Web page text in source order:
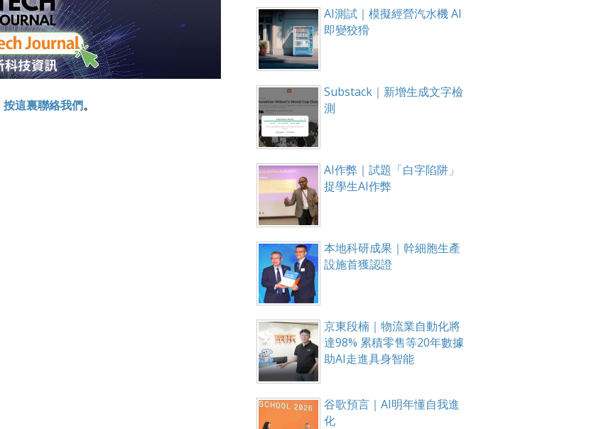
按這裏聯絡我們。
AI測試｜模擬經營汽水機 AI
即變狡猾
Substack｜新增生成文字檢
測
AI作弊｜試題「白字陷阱」
捉學生AI作弊
本地科研成果｜幹細胞生產
設施首獲認證
京東段楠｜物流業自動化將
達98% 累積零售等20年數據
助AI走進具身智能
谷歌預言｜AI明年懂自我進
化